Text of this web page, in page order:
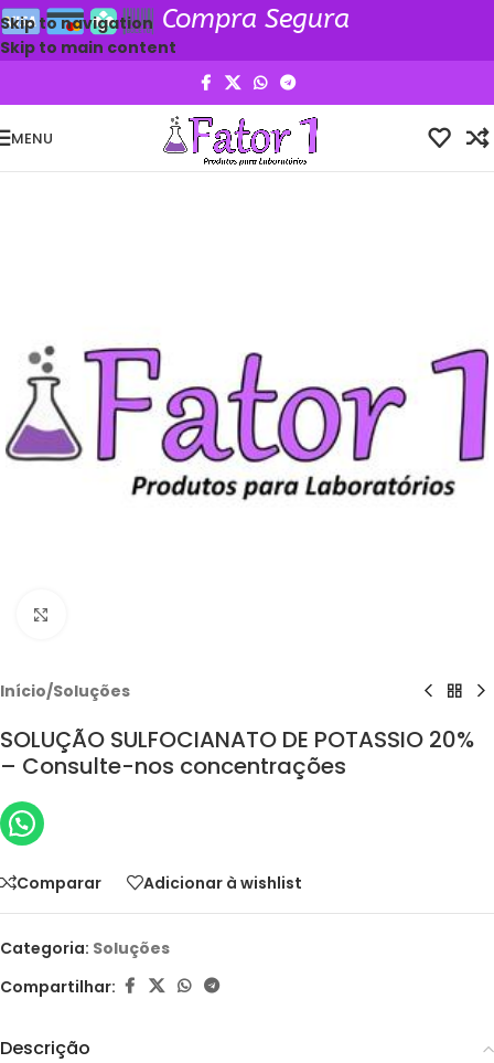
Skip to navigation
Skip to main content
Compra Segura
MENU
Início/Soluções
SOLUÇÃO SULFOCIANATO DE POTASSIO 20%
– Consulte-nos concentrações
Comparar Adicionar à wishlist
Categoria: Soluções
Compartilhar:
Descrição